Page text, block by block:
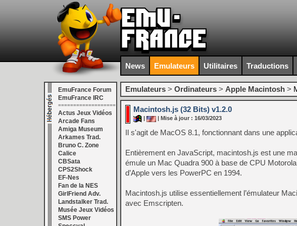
News Emulateurs Utilitaires Traductions
EmuFrance Forum
EmuFrance IRC
===================
Actus Jeux Vidéos
Arcade Fans
Amiga Museum
Arkames Trad.
Bruno C. Zone
Calice
CBSata
CPS2Shock
EF-Nes
Fan de la NES
GirlFriend Adv.
Landstalker Trad.
Musée Jeux Vidéos
SMS Power
Emulateurs > Ordinateurs > Apple Macintosh >
Macintosh.js (32 Bits) v1.2.0
| Mise à jour : 16/03/2023
Il s'agit de MacOS 8.1, fonctionnant dans une
Entièrement en JavaScript, macintosh.js est une
émule un Mac Quadra 900 à base de CPU
d’Apple vers les PowerPC en 1994.
Macintosh.js utilise essentiellement l’émulateur
avec Emscripten.